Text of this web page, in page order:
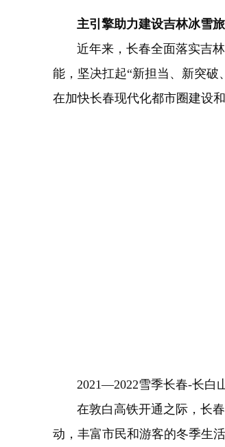
主引擎助力建设吉林冰雪
近年来，长春全面落实吉林
能，坚决扛起“新担当、新突破
在加快长春现代化都市圈建设
2021—2022雪季长春-长白山
在敦白高铁开通之际，长春
动，丰富市民和游客的冬季生